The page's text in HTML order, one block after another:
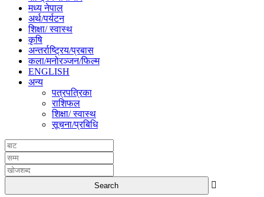
मध्य नेपाल
अर्थ/पर्यटन
शिक्षा/ स्वास्थ
कृषि
अन्तर्राष्ट्रिय/प्रबास
कला/मनोरञ्जन/फिल्म
ENGLISH
अन्य
पत्रपत्रिका
राशिफल
शिक्षा/ स्वास्थ
सूचना/प्रबिधि